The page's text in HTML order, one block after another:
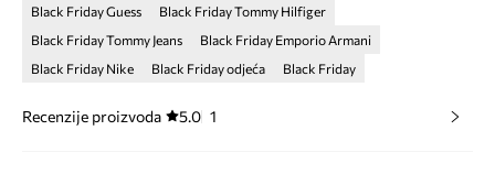
Black Friday Guess
Black Friday Tommy Hilfiger
Black Friday Tommy Jeans
Black Friday Emporio Armani
Black Friday Nike
Black Friday odjeća Black Friday
Recenzije proizvoda 5.0 1